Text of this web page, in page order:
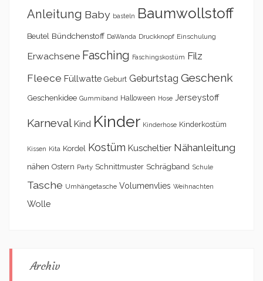
Anleitung Baby basteln Baumwollstoff
Beutel Bündchenstoff DaWanda Druckknopf Einschulung
Erwachsene Fasching Faschingskostüm Filz
Fleece Füllwatte Geburt Geburtstag Geschenk
Geschenkidee Gummiband Halloween Hose Jerseystoff
Karneval Kind Kinder Kinderhose Kinderkostüm
Kissen Kita Kordel Kostüm Kuscheltier Nähanleitung
nähen Ostern Party Schnittmuster Schrägband Schule
Tasche Umhängetasche Volumenvlies Weihnachten
Wolle
Archiv